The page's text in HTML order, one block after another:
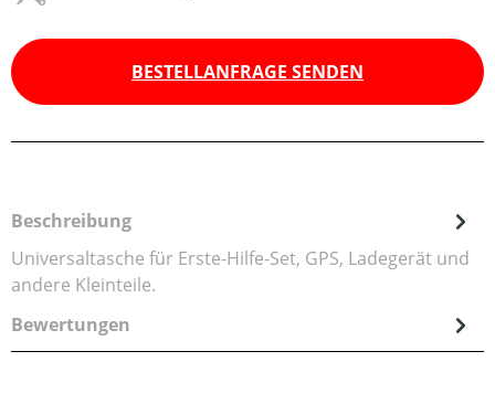
BESTELLANFRAGE SENDEN
Beschreibung
Universaltasche für Erste-Hilfe-Set, GPS, Ladegerät und
andere Kleinteile.
Bewertungen